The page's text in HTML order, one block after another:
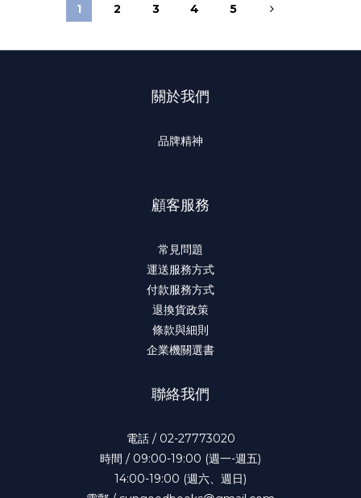
1 2 3 4 5
關於我們
品牌精神
顧客服務
常見問題
運送服務方式
付款服務方式
退換貨政策
條款與細則
企業機關選書
聯絡我們
電話 / 02-27773020
時間 / 09:00-19:00 (週一-週五)
14:00-19:00 (週六、週日)